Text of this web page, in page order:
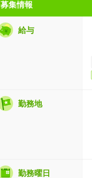
募集情報
給与
勤務地
勤務曜日